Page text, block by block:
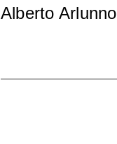
Alberto Arlunno